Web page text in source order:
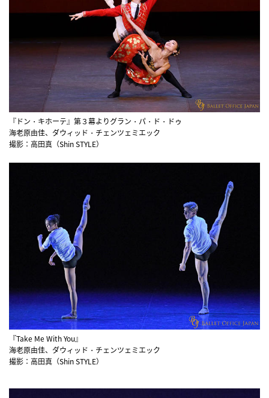
『ドン・キホーテ』第３幕よりグラン・パ・ド・ドゥ
海老原由佳、ダウィッド・チェンツェミエック
撮影：高田真（Shin STYLE）
『Take Me With You』
海老原由佳、ダウィッド・チェンツェミエック
撮影：高田真（Shin STYLE）